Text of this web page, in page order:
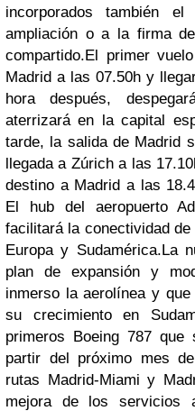
incorporados también
ampliación o a la firma
compartido.El primer
Madrid a las 07.50h y
hora después,
aterrizará en la capital
tarde, la salida de Madrid
llegada a Zúrich a las
destino a Madrid a las
El hub del aeropuerto
facilitará la conectividad
Europa y Sudamérica.La
plan de expansión y
inmerso la aerolínea y
su crecimiento en
primeros Boeing 787
partir del próximo mes
rutas Madrid-Miami y
mejora de los servicios